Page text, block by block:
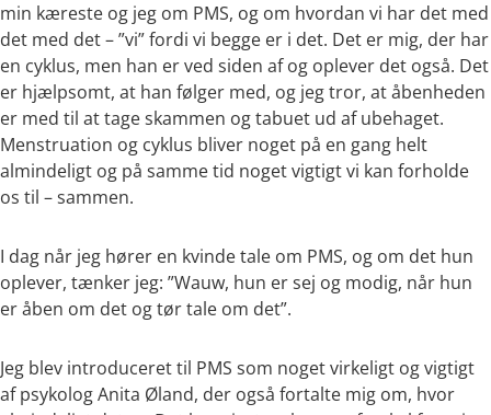
min kæreste og jeg om PMS, og om hvordan vi har det med
det med det – ”vi” fordi vi begge er i det. Det er mig, der har
en cyklus, men han er ved siden af og oplever det også. Det
er hjælpsomt, at han følger med, og jeg tror, at åbenheden
er med til at tage skammen og tabuet ud af ubehaget.
Menstruation og cyklus bliver noget på en gang helt
almindeligt og på samme tid noget vigtigt vi kan forholde
os til – sammen.
I dag når jeg hører en kvinde tale om PMS, og om det hun
oplever, tænker jeg: ”Wauw, hun er sej og modig, når hun
er åben om det og tør tale om det”.
Jeg blev introduceret til PMS som noget virkeligt og vigtigt
af psykolog Anita Øland, der også fortalte mig om, hvor